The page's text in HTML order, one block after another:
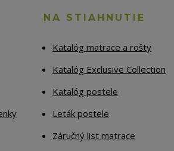
NA STIAHNUTIE
Katalóg matrace a rošty
Katalóg Exclusive Collection
Katalóg postele
Leták postele
Záručný list matrace